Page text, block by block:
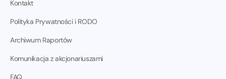
Kontakt
Polityka Prywatności i RODO
Archiwum Raportów
Komunikacja z akcjonariuszami
FAQ